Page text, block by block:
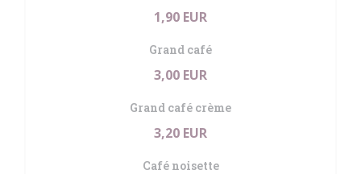
1,90 EUR
Grand café
3,00 EUR
Grand café crème
3,20 EUR
Café noisette